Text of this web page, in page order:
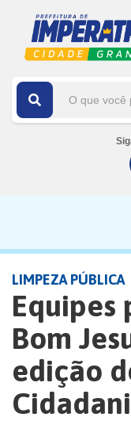
LIMPEZA PÚBLICA
Equipes
Bom
edição